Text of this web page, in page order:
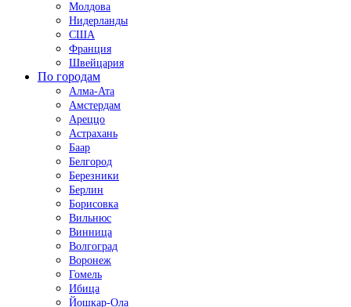
Молдова
Нидерланды
США
Франция
Швейцария
По городам
Алма-Ата
Амстердам
Ареццо
Астрахань
Баар
Белгород
Березники
Берлин
Борисовка
Вильнюс
Винница
Волгоград
Воронеж
Гомель
Ибица
Йошкар-Ола